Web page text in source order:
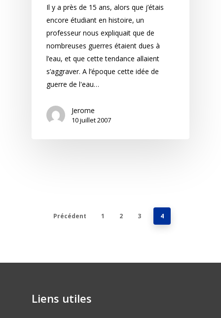
Il y a près de 15 ans, alors que j’étais
encore étudiant en histoire, un
professeur nous expliquait que de
nombreuses guerres étaient dues à
l’eau, et que cette tendance allaient
s’aggraver. A l’époque cette idée de
guerre de l'eau…
Jerome
10 juillet 2007
Précédent 1 2 3 4
Liens utiles